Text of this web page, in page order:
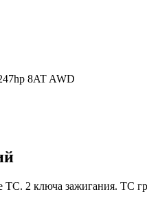
8AT AWD
ТС. 2 ключа зажигания. ТС